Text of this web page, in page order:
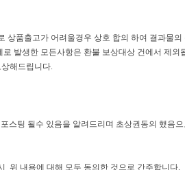
품출고가 어려울경우 상호 합의 하여 결과물
발생한 모든사항은 환불 보상대상 건에서 제외
해드립니다.
스팅 될수 있음을 알려드리며 초상권동의 했음
위 내용에 대해 모두 동의한 것으로 간주합니다.